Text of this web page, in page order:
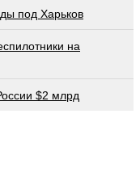
под Харьков
на
$2 млрд